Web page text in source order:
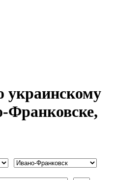
украинскому
Франковске,